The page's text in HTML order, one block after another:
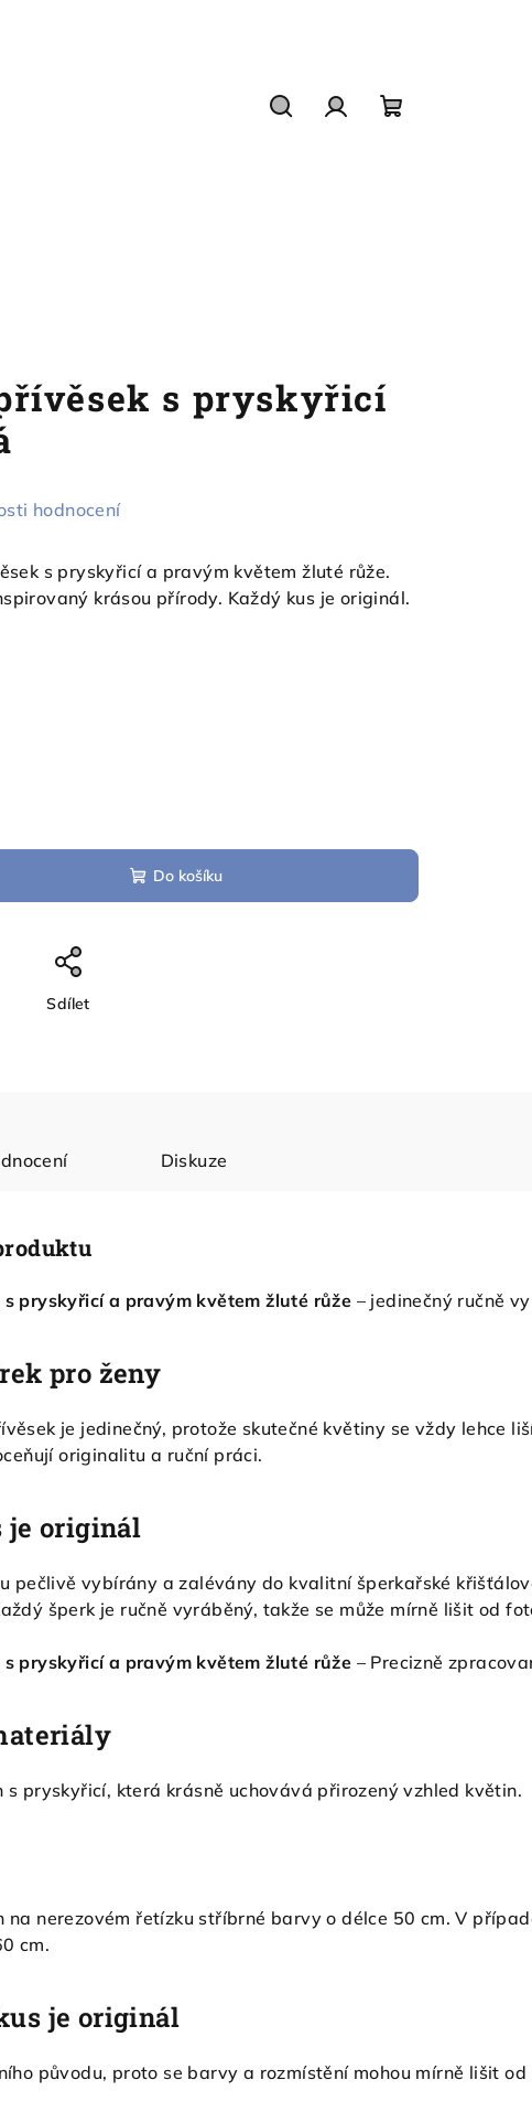
s pryskyřicí
hodnocení
s pryskyřicí a pravým květem žluté růže.
krásou přírody. Každý kus je originál.
Do košíku
Sdílet
Diskuze
pryskyřicí a pravým květem žluté růže – jedinečný ručně
pro ženy
je jedinečný, protože skutečné květiny se vždy lehce
originalitu a ruční práci.
je originál
pečlivě vybírány a zalévány do kvalitní šperkařské
šperk je ručně vyráběný, takže se může mírně lišit od
pryskyřicí a pravým květem žluté růže – Precizně
s pryskyřicí, která krásně uchovává přirozený vzhled květin.
na nerezovém řetízku stříbrné barvy o délce 50 cm. V
cm.
je originál
původu, proto se barvy a rozmístění mohou mírně lišit